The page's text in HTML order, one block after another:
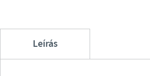
Leírás